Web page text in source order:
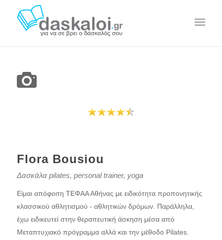
Flora Bousiou
Δασκάλα pilates, personal trainer, yoga
Είμαι απόφοιτη ΤΕΦΑΑ Αθήνας με ειδικότητα προπονητικής
κλασσικού αθλητισμού - αθλητικών δρόμων. Παράλληλα,
έχω ειδικευτεί στην θεραπευτική άσκηση μέσα από
Μεταπτυχιακό πρόγραμμα αλλά και την μέθοδο Pilates.